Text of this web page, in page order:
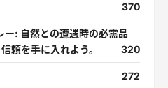
370
: 自然との遭遇時の必需品
頼を手に入れよう。
320
272